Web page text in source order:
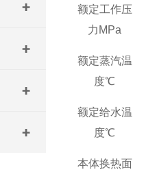
额定工作压
力 MPa
额定蒸汽温
度℃
额定给水温
度℃
本体换热面